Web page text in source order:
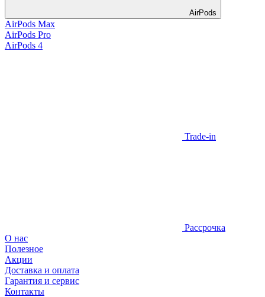
AirPods
AirPods Max
AirPods Pro
AirPods 4
Trade-in
Рассрочка
О нас
Полезное
Акции
Доставка и оплата
Гарантия и сервис
Контакты